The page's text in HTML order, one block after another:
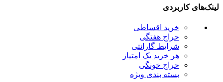
لینک‌های کاربردی
خرید اقساطی
حراج هفتگی
شرایط گارانتی
هر خرید یک امتیاز
حراج خونگی
بسته بندی ویژه